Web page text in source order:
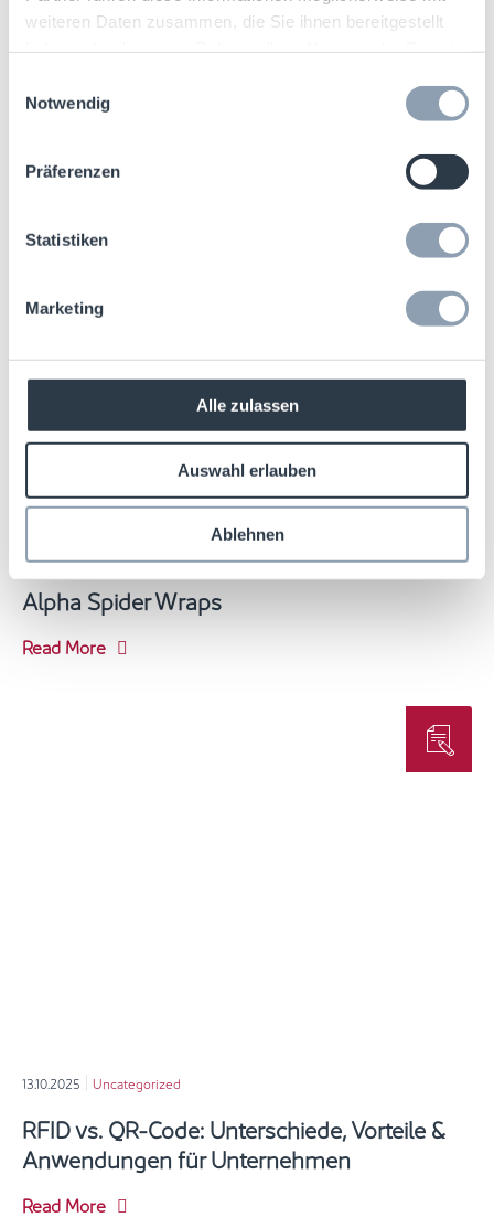
weiteren Daten zusammen, die Sie ihnen bereitgestellt
Notwendig
Präferenzen
Statistiken
Marketing
Alle zulassen
Auswahl erlauben
Ablehnen
27.10.2025 Diebstahlschutz
Read More
27.10.2025 Diebstahlschutz
Alpha Spider Wraps
Read More
13.10.2025 Uncategorized
RFID vs. QR-Code: Unterschiede, Vorteile &
Anwendungen für Unternehmen
Read More